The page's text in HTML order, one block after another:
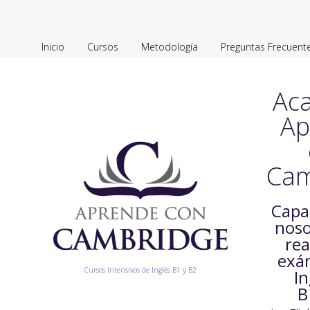
Inicio Cursos Metodología Preguntas
Cursos Intensivos de Inglés B1 y B2